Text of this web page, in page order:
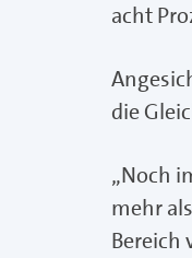
acht
die
„Noch
mehr
Bereich